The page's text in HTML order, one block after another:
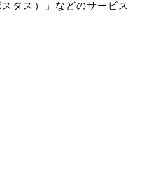
タス）」などのサービス